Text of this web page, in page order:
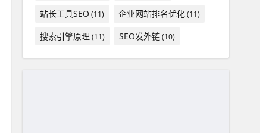
站长工具SEO (11) 企业网站排名优化(11)
搜索引擎原理 (11) SEO发外链(10)